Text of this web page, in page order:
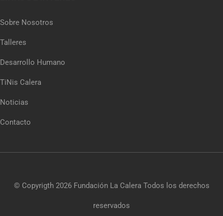
Sobre Nosotros
Talleres
Desarrollo Humano
TiNis Calera
Noticias
Contacto
© Copyrigth 2026 Fundación La CaleraTodos los derechos
reservados